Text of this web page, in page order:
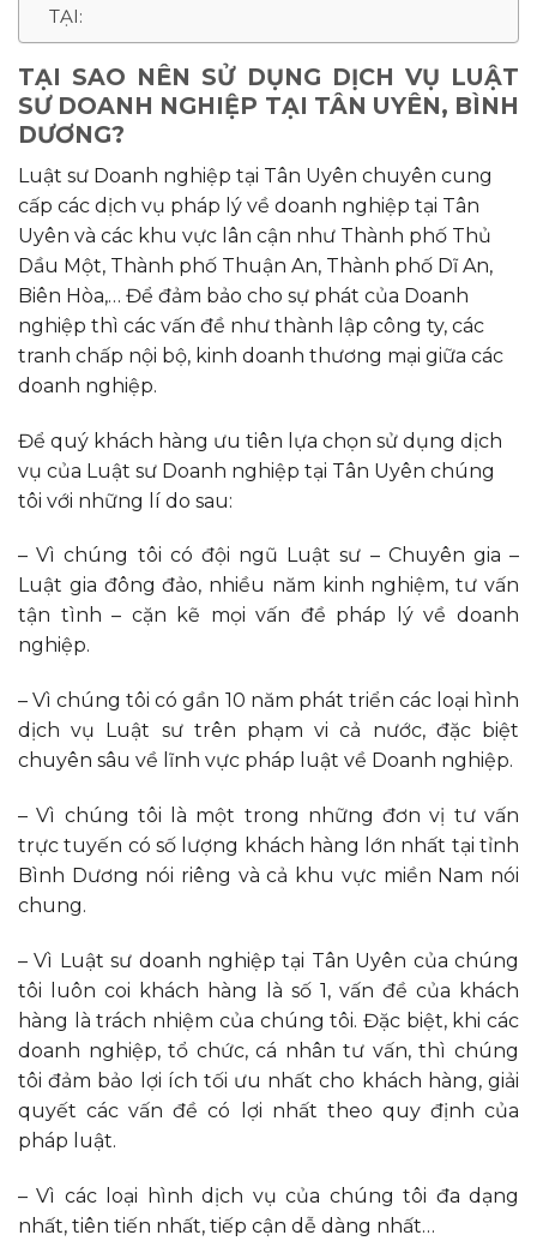
TẠI:
TẠI SAO NÊN SỬ DỤNG DỊCH VỤ LUẬT
SƯ DOANH NGHIỆP TẠI TÂN UYÊN, BÌNH
DƯƠNG?
Luật sư Doanh nghiệp tại Tân Uyên chuyên cung
cấp các dịch vụ pháp lý về doanh nghiệp tại Tân
Uyên và các khu vực lân cận như Thành phố Thủ
Dầu Một, Thành phố Thuận An, Thành phố Dĩ An,
Biên Hòa,… Để đảm bảo cho sự phát của Doanh
nghiệp thì các vấn đề như thành lập công ty, các
tranh chấp nội bộ, kinh doanh thương mại giữa các
doanh nghiệp.
Để quý khách hàng ưu tiên lựa chọn sử dụng dịch
vụ của Luật sư Doanh nghiệp tại Tân Uyên chúng
tôi với những lí do sau:
– Vì chúng tôi có đội ngũ Luật sư – Chuyên gia –
Luật gia đông đảo, nhiều năm kinh nghiệm, tư vấn
tận tình – cặn kẽ mọi vấn đề pháp lý về doanh
nghiệp.
– Vì chúng tôi có gần 10 năm phát triển các loại hình
dịch vụ Luật sư trên phạm vi cả nước, đặc biệt
chuyên sâu về lĩnh vực pháp luật về Doanh nghiệp.
– Vì chúng tôi là một trong những đơn vị tư vấn
trực tuyến có số lượng khách hàng lớn nhất tại tỉnh
Bình Dương nói riêng và cả khu vực miền Nam nói
chung.
– Vì Luật sư doanh nghiệp tại Tân Uyên của chúng
tôi luôn coi khách hàng là số 1, vấn đề của khách
hàng là trách nhiệm của chúng tôi. Đặc biệt, khi các
doanh nghiệp, tổ chức, cá nhân tư vấn, thì chúng
tôi đảm bảo lợi ích tối ưu nhất cho khách hàng, giải
quyết các vấn đề có lợi nhất theo quy định của
pháp luật.
– Vì các loại hình dịch vụ của chúng tôi đa dạng
nhất, tiên tiến nhất, tiếp cận dễ dàng nhất…